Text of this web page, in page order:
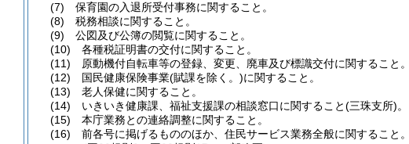
(7) 保育園の入退所受付事務に関すること。
(8) 税務相談に関すること。
(9) 公図及び公簿の閲覧に関すること。
(10) 各種税証明書の交付に関すること。
(11) 原動機付自転車等の登録、変更、廃車及び標識交付に関すること。
(12) 国民健康保険事業(賦課を除く。)に関すること。
(13) 老人保健に関すること。
(14) いきいき健康課、福祉支援課の相談窓口に関すること(三珠支所)。
(15) 本庁業務との連絡調整に関すること。
(16) 前各号に掲げるもののほか、住民サービス業務全般に関すること。